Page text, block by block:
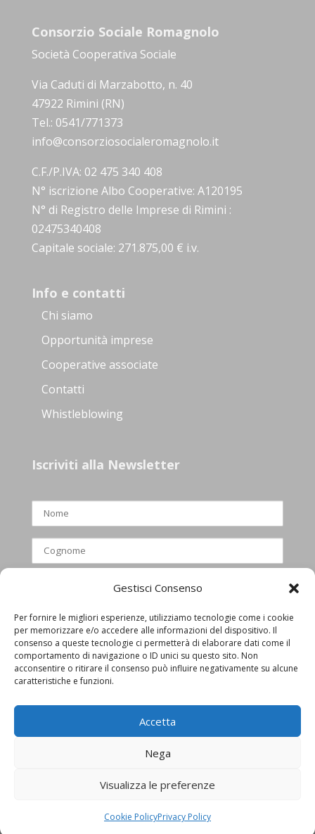
Gestisci Consenso
Per fornire le migliori esperienze, utilizziamo tecnologie come i cookie
per memorizzare e/o accedere alle informazioni del dispositivo. Il
consenso a queste tecnologie ci permetterà di elaborare dati come il
comportamento di navigazione o ID unici su questo sito. Non
acconsentire o ritirare il consenso può influire negativamente su alcune
caratteristiche e funzioni.
Accetta
Nega
Visualizza le preferenze
Cookie PolicyPrivacy Policy
Consorzio Sociale Romagnolo
Società Cooperativa Sociale
Via Caduti di Marzabotto, n. 40
47922 Rimini (RN)
Tel.: 0541/771373
info@consorziosocialeromagnolo.it
C.F./P.IVA: 02 475 340 408
N° iscrizione Albo Cooperative: A120195
N° di Registro delle Imprese di Rimini :
02475340408
Capitale sociale: 271.875,00 € i.v.
Info e contatti
Chi siamo
Opportunità imprese
Cooperative associate
Contatti
Whistleblowing
Iscriviti alla Newsletter
Ho letto e accettato l’informativa
privacy